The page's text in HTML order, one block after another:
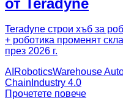
Teradyne строи хъб за
+ роботика променят
през 2026 г.
AI RoboticsWarehouse
Chain Industry 4.0
Прочетете повече